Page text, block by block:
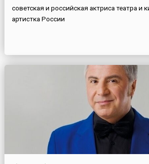
советская и российская актриса театра и
артистка России